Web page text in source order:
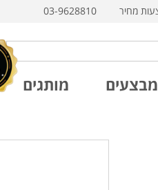
מחיר 03-9628810
מבצעים מותגים